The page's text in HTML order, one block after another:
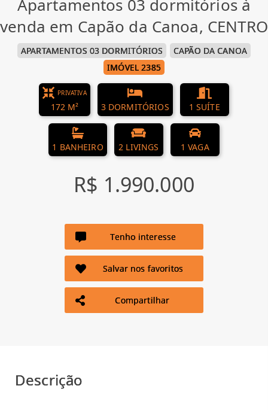
Apartamentos 03 dormitórios à
venda em Capão da Canoa, CENTRO
APARTAMENTOS 03 DORMITÓRIOS
CAPÃO DA CANOA
IMÓVEL 2385
PRIVATIVA
172 M² 3 DORMITÓRIOS 1 SUÍTE
1 BANHEIRO 2 LIVINGS 1 VAGA
R$ 1.990.000
Tenho interesse
Salvar nos favoritos
Compartilhar
Descrição